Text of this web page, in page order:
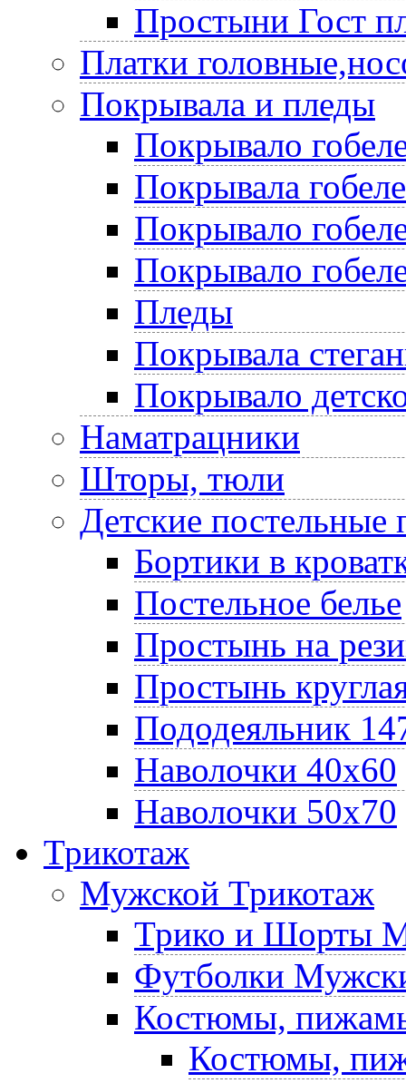
Простыни Гост
Платки
Покрывала и пледы
Покрывало
Покрывала
Покрывало
Покрывало
Пледы
Покрывала
Покрывало
Наматрацники
Шторы, тюли
Детские постельные
Бортики в
Постельное белье
Простынь на
Простынь
Пододеяльник
Наволочки 40х60
Наволочки 50х70
Трикотаж
Мужской Трикотаж
Трико и Шорты
Футболки
Костюмы,
Костюмы,